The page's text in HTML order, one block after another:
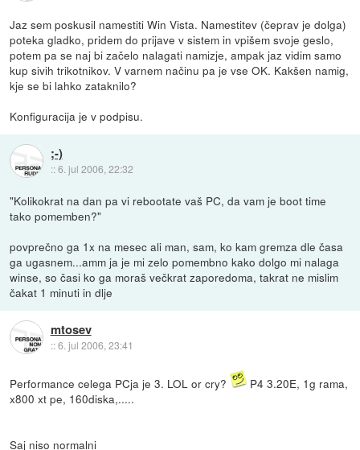
Jaz sem poskusil namestiti Win Vista. Namestitev (čeprav je dolga)
poteka gladko, pridem do prijave v sistem in vpišem svoje geslo,
potem pa se naj bi začelo nalagati namizje, ampak jaz vidim samo
kup sivih trikotnikov. V varnem načinu pa je vse OK. Kakšen namig,
kje se bi lahko zataknilo?
Konfiguracija je v podpisu.
;-)
::6. jul 2006, 22:32
"Kolikokrat na dan pa vi rebootate vaš PC, da vam je boot time
tako pomemben?"
povprečno ga 1x na mesec ali man, sam, ko kam gremza dle časa
ga ugasnem...amm ja je mi zelo pomembno kako dolgo mi nalaga
winse, so časi ko ga moraš večkrat zaporedoma, takrat ne mislim
čakat 1 minuti in dlje
mtosev
::6. jul 2006, 23:41
Performance celega PCja je 3. LOL or cry?
P4 3.20E, 1g rama,
x800 xt pe, 160diska,.....
Saj niso normalni